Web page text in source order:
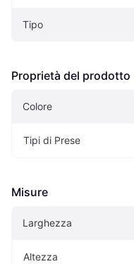
Tipo
Proprietà del prodotto
Colore
Tipi di Prese
Misure
Larghezza
Altezza